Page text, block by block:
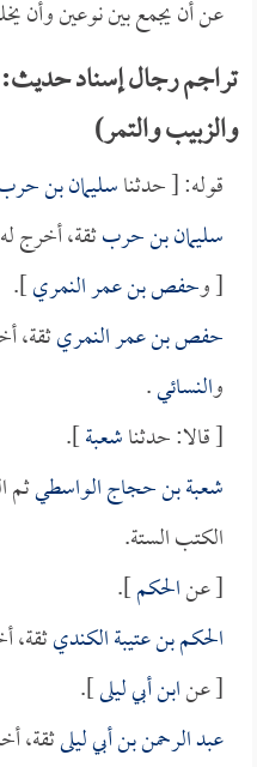
عن أن يجمع بين نوعين وأن
تراجم رجال إسناد حديث:
والزبيب والتمر)
قوله: [ حدثناسليمان بن
سليمان بن حربثقة، أخرج
[ وحفص بن عمر النمري].
حفص بن عمر النمريثقة،
والنسائي.
[ قالا: حدثناشعبة].
شعبة بن حجاج الواسطيثم
الكتب الستة.
[ عنالحكم].
الحكم بن عتيبة الكنديثقة،
[ عنابن أبي ليلى].
عبد الرحمن بن أبي ليلىثقة،